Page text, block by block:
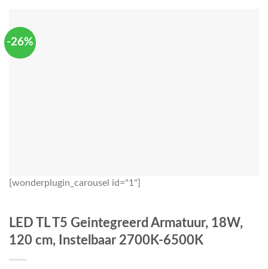
-26%
[wonderplugin_carousel id="1"]
LED TL T5 Geintegreerd Armatuur, 18W,
120 cm, Instelbaar 2700K-6500K